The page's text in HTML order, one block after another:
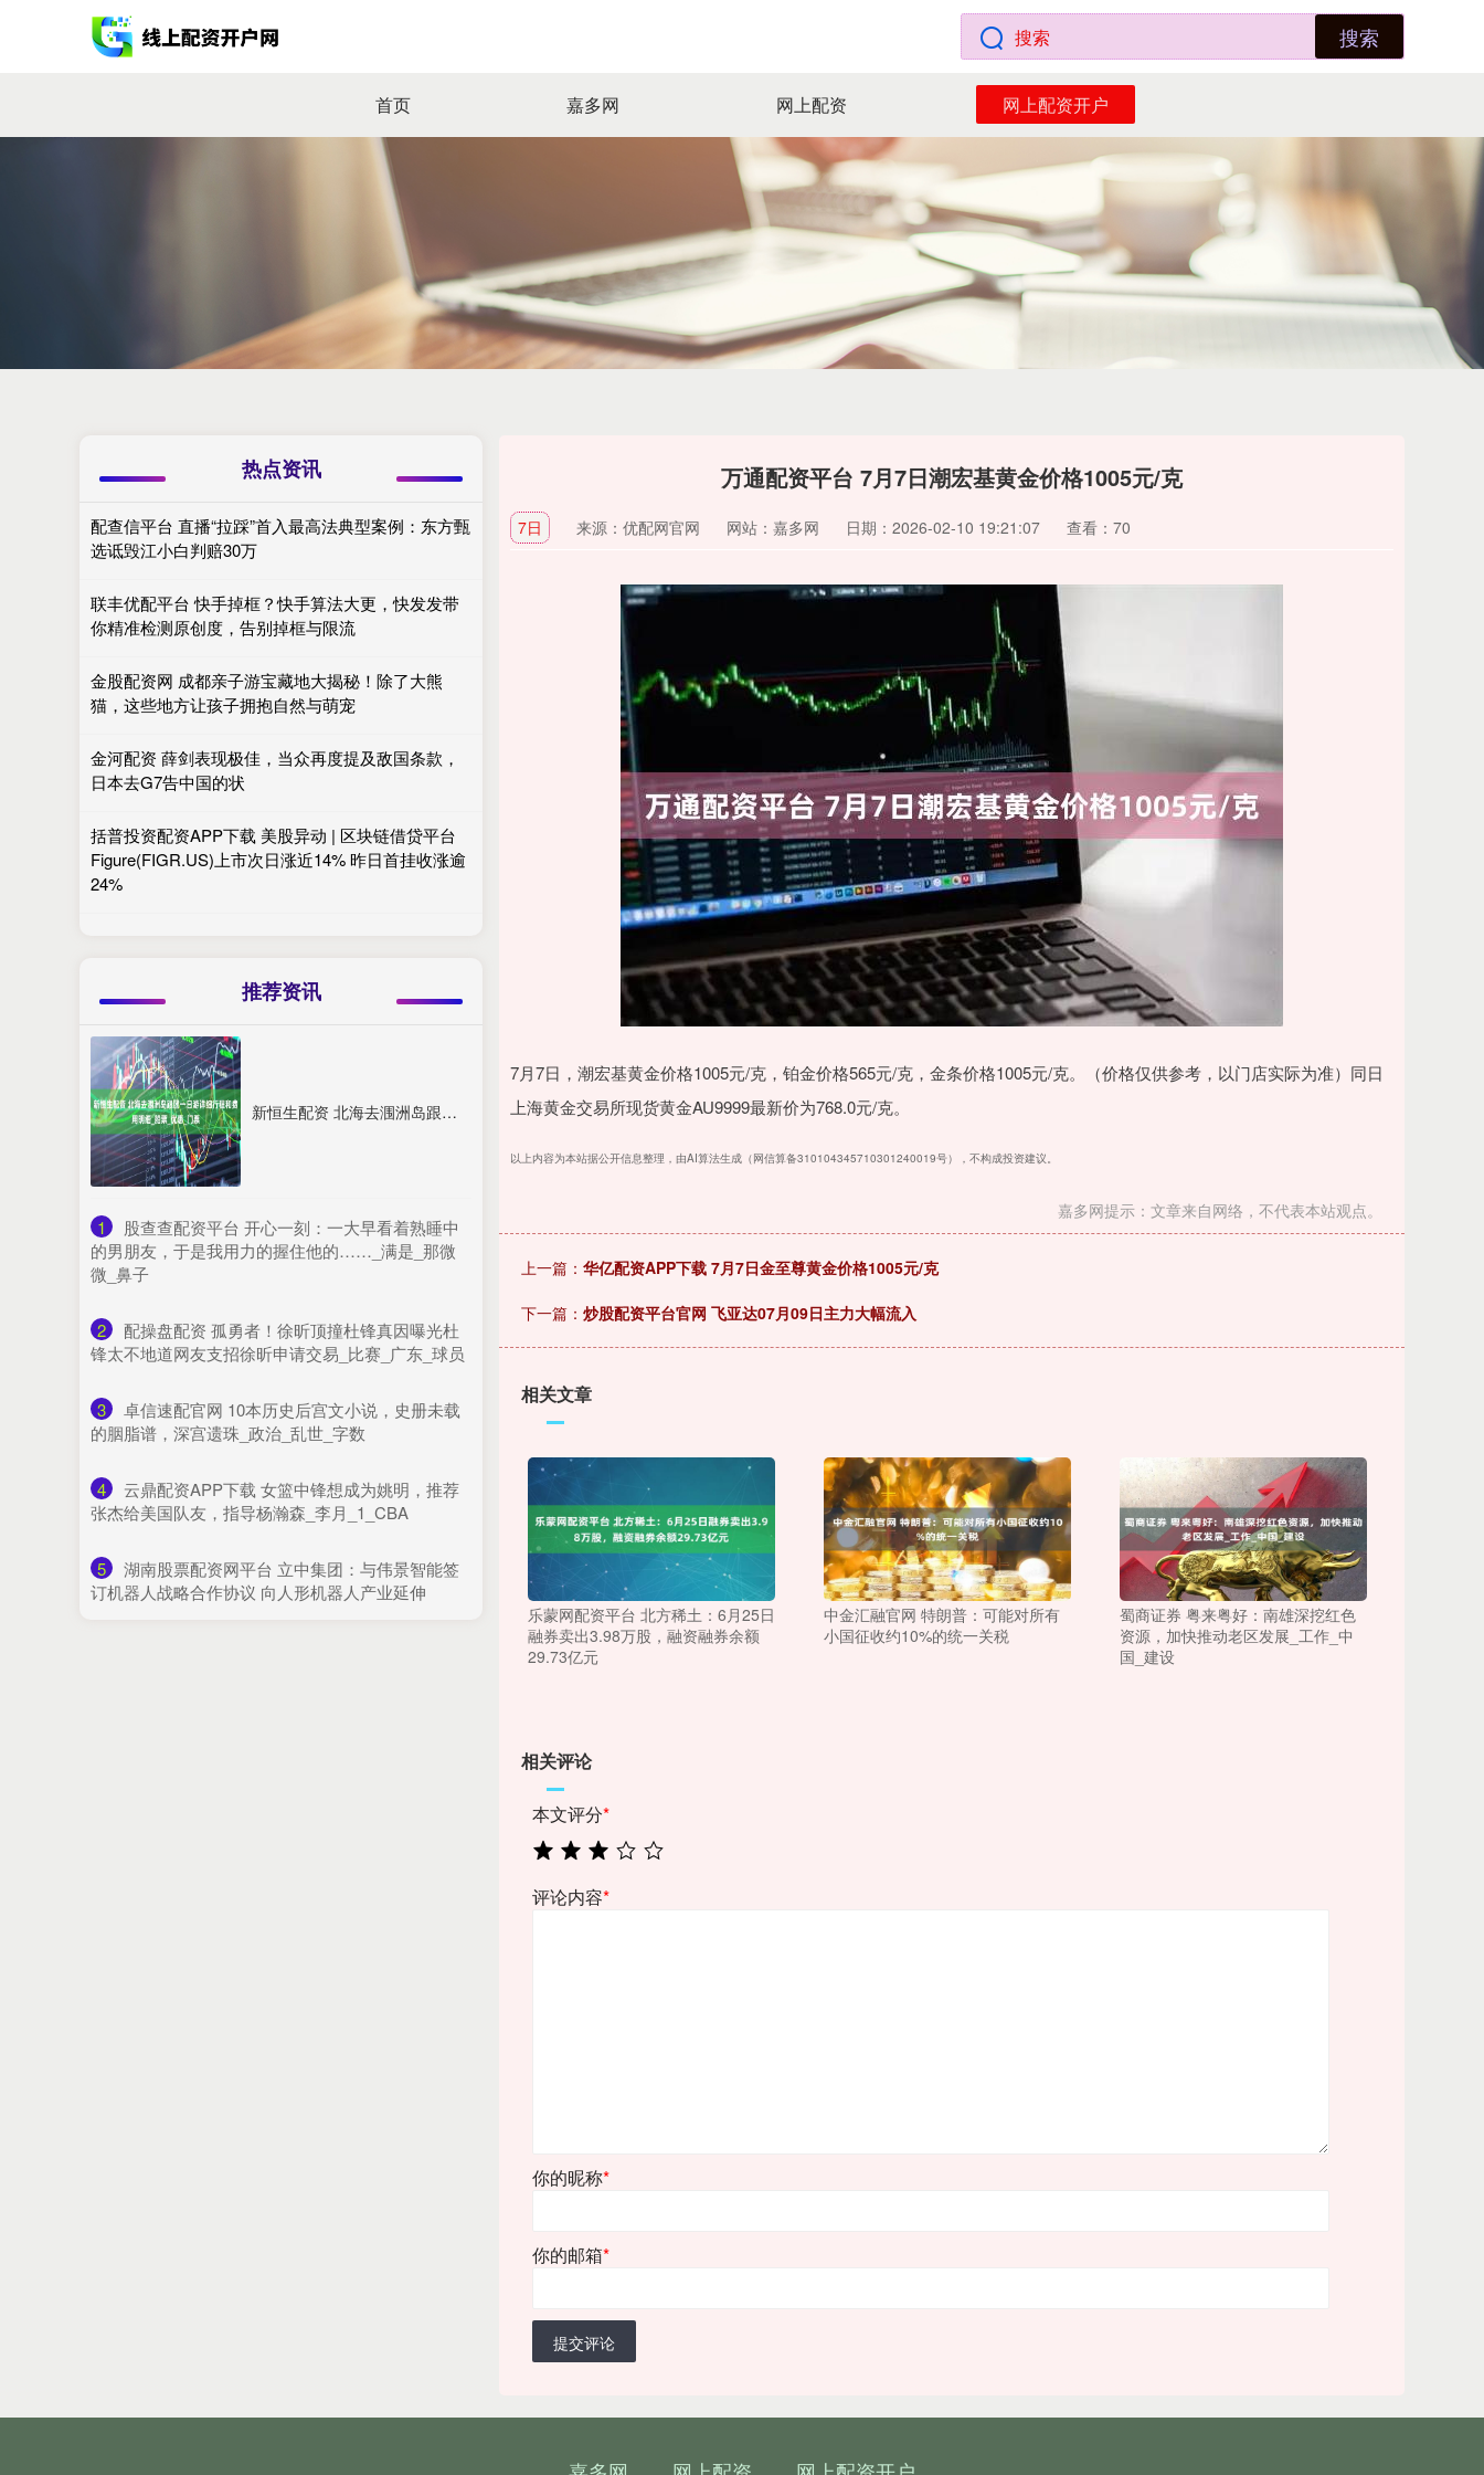
搜索
首页 嘉多网 网上配资 网上配资开户
万通配资平台 7月7日潮宏基黄金价格1005元/克
7日 来源：优配网官网 网站：嘉多网 日期：2026-02-10 19:21:07 查看：70
7月7日，潮宏基黄金价格1005元/克，铂金价格565元/克，金条价格1005元/克。（价格仅供参考，以门店实际为准）同日
上海黄金交易所现货黄金AU9999最新价为768.0元/克。
以上内容为本站据公开信息整理，由AI算法生成（网信算备310104345710301240019号），不构成投资建议。
嘉多网提示：文章来自网络，不代表本站观点。
上一篇： 华亿配资APP下载 7月7日金至尊黄金价格1005元/克
下一篇： 炒股配资平台官网 飞亚达07月09日主力大幅流入
相关文章
乐蒙网配资平台 北方稀土：6月25日
融券卖出3.98万股，融资融券余额
29.73亿元
中金汇融官网 特朗普：可能对所有
小国征收约10%的统一关税
蜀商证券 粤来粤好：南雄深挖红色
资源，加快推动老区发展_工作_中
国_建设
相关评论
本文评分*
评论内容*
你的昵称*
你的邮箱*
提交评论
热点资讯
配查信平台 直播“拉踩”首入最高法典型案例：东方甄
选诋毁江小白判赔30万
联丰优配平台 快手掉框？快手算法大更，快发发带
你精准检测原创度，告别掉框与限流
金股配资网 成都亲子游宝藏地大揭秘！除了大熊
猫，这些地方让孩子拥抱自然与萌宠
金河配资 薛剑表现极佳，当众再度提及敌国条款，
日本去G7告中国的状
括普投资配资APP下载 美股异动 | 区块链借贷平台
Figure(FIGR.US)上市次日涨近14% 昨日首挂收涨逾
24%
推荐资讯
新恒生配资 北海去涠洲岛跟团一日游详细行程和费用明细_船票_优惠_门票
1
​股查查配资平台 开心一刻：一大早看着熟睡中
的男朋友，于是我用力的握住他的……_满是_那微
微_鼻子
2
​配操盘配资 孤勇者！徐昕顶撞杜锋真因曝光杜
锋太不地道网友支招徐昕申请交易_比赛_广东_球员
3
​卓信速配官网 10本历史后宫文小说，史册未载
的胭脂谱，深宫遗珠_政治_乱世_字数
4
​云鼎配资APP下载 女篮中锋想成为姚明，推荐
张杰给美国队友，指导杨瀚森_李月_1_CBA
5
​湖南股票配资网平台 立中集团：与伟景智能签
订机器人战略合作协议 向人形机器人产业延伸